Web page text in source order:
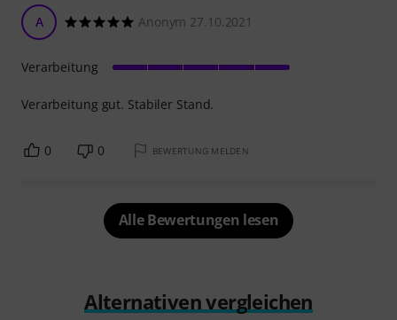
A Anonym 27.10.2021
Verarbeitung gut. Stabiler Stand.
Verarbeitung
0 0 BEWERTUNG MELDEN
Alle Bewertungen lesen
Alternativen vergleichen